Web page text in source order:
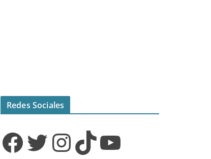
Redes Sociales
Facebook Twitter InstagramTikTok YouTube